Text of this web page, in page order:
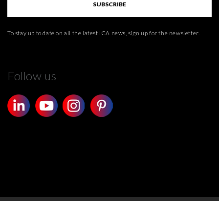
SUBSCRIBE
To stay up to date on all the latest ICA news, sign up for the newsletter.
Follow us